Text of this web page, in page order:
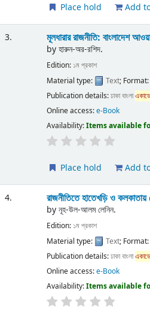
Place hold Add
3. মূলধারার রাজনীতি: বাংলাদেশ
byহারুন-অর-রশিদ.
Edition: ১ম প্রকাশ
Material type:
Text; Format:
Publication details:ঢাকাবাংলা
Online access:e-Book
Availability:Items available
Place hold Add
4. রাজনীতিতে হাতেখড়ি ও
byনূহ-উল-আলম লেনিন.
Edition: ১ম প্রকাশ
Material type:
Text; Format:
Publication details:ঢাকাবাংলা
Online access:e-Book
Availability:Items available